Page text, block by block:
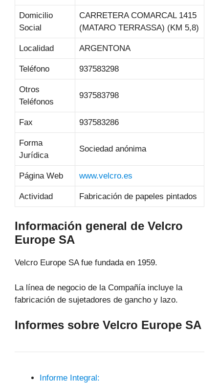
Domicilio
Social
CARRETERA COMARCAL 1415
(MATARO TERRASSA) (KM 5,8)
Localidad ARGENTONA
Teléfono 937583298
Otros
Teléfonos
937583798
Fax 937583286
Forma
Jurídica
Sociedad anónima
Página Web www.velcro.es
Actividad Fabricación de papeles pintados
Información general de Velcro
Europe SA
Velcro Europe SA fue fundada en 1959.
La línea de negocio de la Compañía incluye la
fabricación de sujetadores de gancho y lazo.
Informes sobre Velcro Europe SA
Informe Integral: